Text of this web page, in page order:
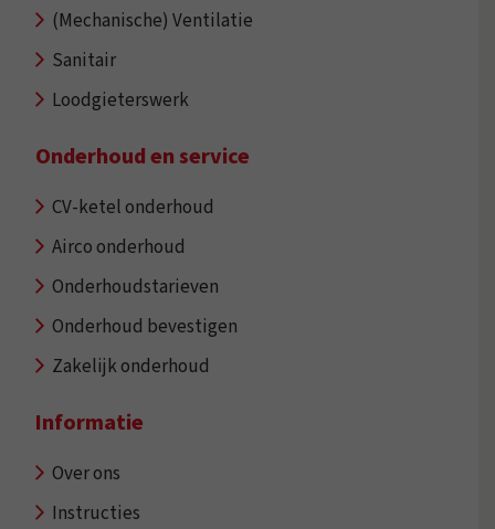
(Mechanische) Ventilatie
Sanitair
Loodgieterswerk
Onderhoud en service
CV-ketel onderhoud
Airco onderhoud
Onderhoudstarieven
Onderhoud bevestigen
Zakelijk onderhoud
Informatie
Over ons
Instructies